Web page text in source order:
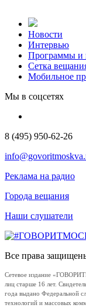
Новости
Интервью
Программы и
Сетка
Мобильное
Мы в соцсетях
8 (495) 950-62-26
Реклама на радио
Города вещания
Наши слушатели
Все права
Сетевое издание
лиц старше 16 лет.
года выдано Федеральной
технологий и массовых